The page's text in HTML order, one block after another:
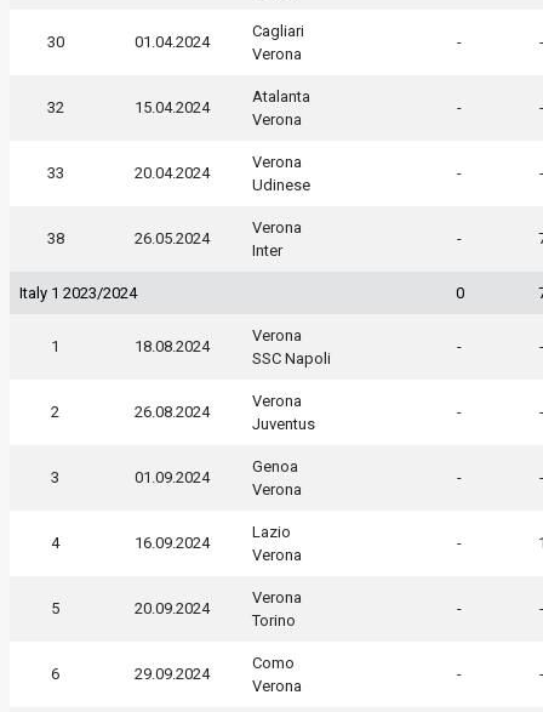
30 01.04.2024
Cagliari
Verona
-
32 15.04.2024
Atalanta
Verona
-
33 20.04.2024
Verona
Udinese
-
38 26.05.2024
Verona
Inter
-
Italy 1 2023/2024 0
1 18.08.2024
Verona
SSC Napoli
-
2 26.08.2024
Verona
Juventus
-
3 01.09.2024
Genoa
Verona
-
4 16.09.2024
Lazio
Verona
-
5 20.09.2024
Verona
Torino
-
6 29.09.2024
Como
Verona
-